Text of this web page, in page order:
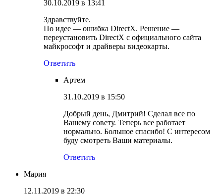
30.10.2019 в 13:41
Здравствуйте.
По идее — ошибка DirectX. Решение —
переустановить DirectX с официального сайта
майкрософт и драйверы видеокарты.
Ответить
Артем
31.10.2019 в 15:50
Добрый день, Дмитрий! Сделал все по
Вашему совету. Теперь все работает
нормально. Большое спасибо! С интересом
буду смотреть Ваши материалы.
Ответить
Мария
12.11.2019 в 22:30